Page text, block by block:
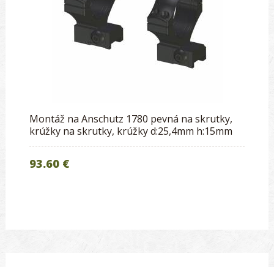
Montáž na Anschutz 1780 pevná na skrutky,
krúžky na skrutky, krúžky d:25,4mm h:15mm
93.60 €